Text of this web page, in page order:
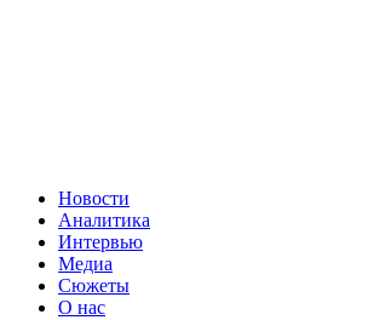
Новости
Аналитика
Интервью
Медиа
Сюжеты
О нас